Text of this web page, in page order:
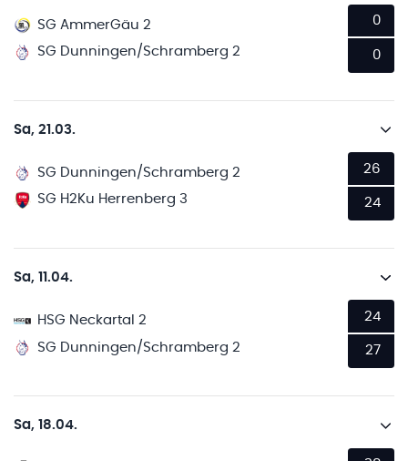
SG AmmerGäu 2
SG Dunningen/Schramberg 2
0
0
Sa, 21.03.
SG Dunningen/Schramberg 2
SG H2Ku Herrenberg 3
26
24
Sa, 11.04.
HSG Neckartal 2
SG Dunningen/Schramberg 2
24
27
Sa, 18.04.